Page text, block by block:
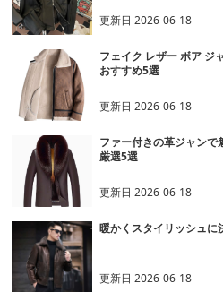
更新日2026-06-18
フェイク レザー ボア ジ
おすすめ5選
更新日2026-06-18
ファー付きの革ジャンで
厳選5選
更新日2026-06-18
暖かくスタイリッシュ
更新日2026-06-18